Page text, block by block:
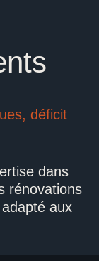
déficit
dans
rénovations
aux